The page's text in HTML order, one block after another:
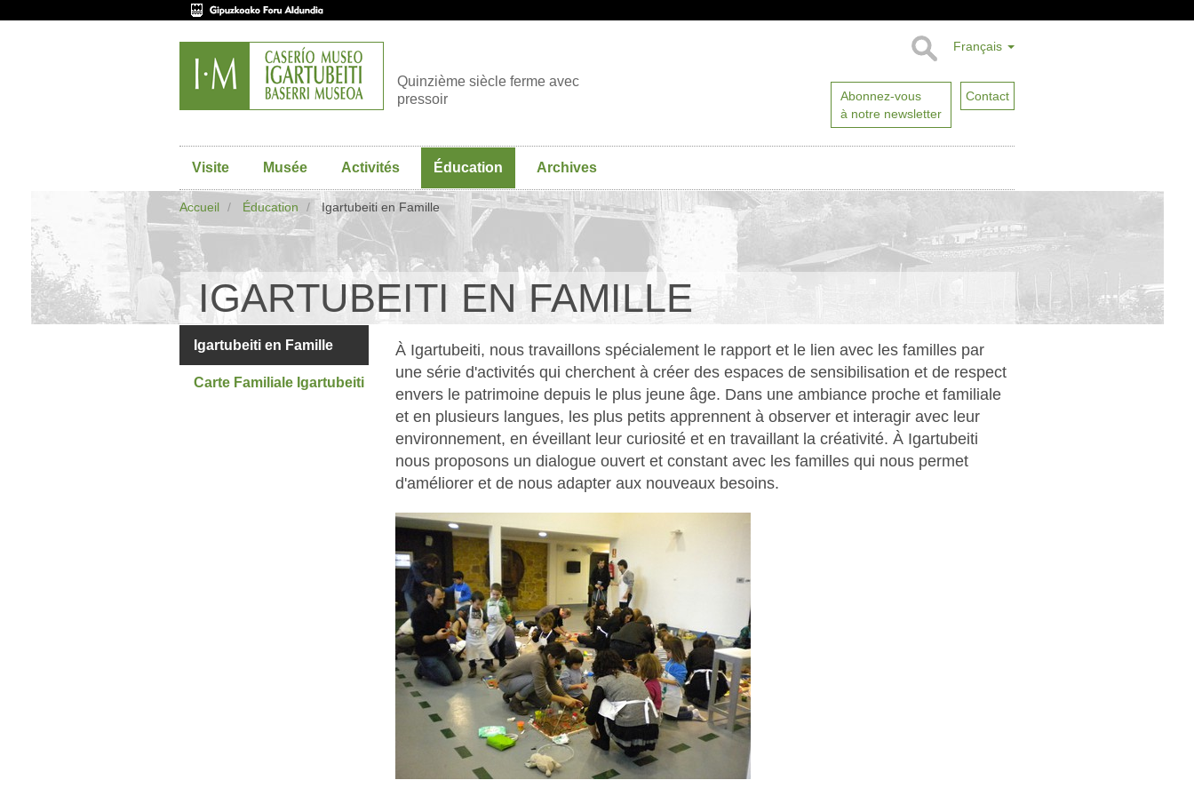
Français
Abonnez-vous
à notre newsletter
Contact
Quinzième siècle ferme avec
pressoir
Visite Musée Activités Éducation Archives
Accueil Éducation Igartubeiti en Famille
IGARTUBEITI EN FAMILLE
À Igartubeiti, nous travaillons spécialement le rapport et le lien avec les familles par
une série d'activités qui cherchent à créer des espaces de sensibilisation et de respect
envers le patrimoine depuis le plus jeune âge. Dans une ambiance proche et familiale
et en plusieurs langues, les plus petits apprennent à observer et interagir avec leur
environnement, en éveillant leur curiosité et en travaillant la créativité. À Igartubeiti
nous proposons un dialogue ouvert et constant avec les familles qui nous permet
d'améliorer et de nous adapter aux nouveaux besoins.
Igartubeiti en Famille
Carte Familiale Igartubeiti